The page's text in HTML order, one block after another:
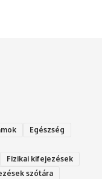
Egészség
Fizikai kifejezések
szótára